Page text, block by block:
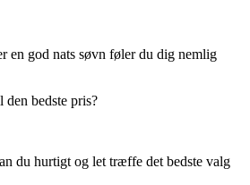
en god nats søvn føler du dig nemlig
bedste pris?
du hurtigt og let træffe det bedste valg